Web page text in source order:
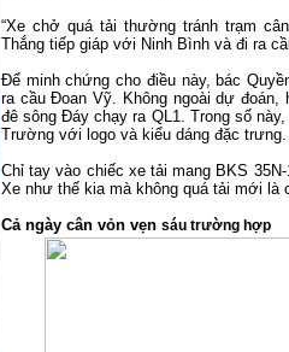
“Xe chở quá tải thường tránh trạm
Thắng tiếp giáp với Ninh Bình và đi ra
Để minh chứng cho điều này, bác
ra cầu Đoan Vỹ. Không ngoài dự
đê sông Đáy chạy ra QL1. Trong số
Trường với logo và kiểu dáng đặc trưng.
Chỉ tay vào chiếc xe tải mang BKS
Xe như thế kia mà không quá tải mới là
Cả ngày cân vỏn vẹn sáu trường hợp